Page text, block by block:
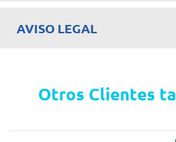
AVISO LEGAL
Otros Clientes